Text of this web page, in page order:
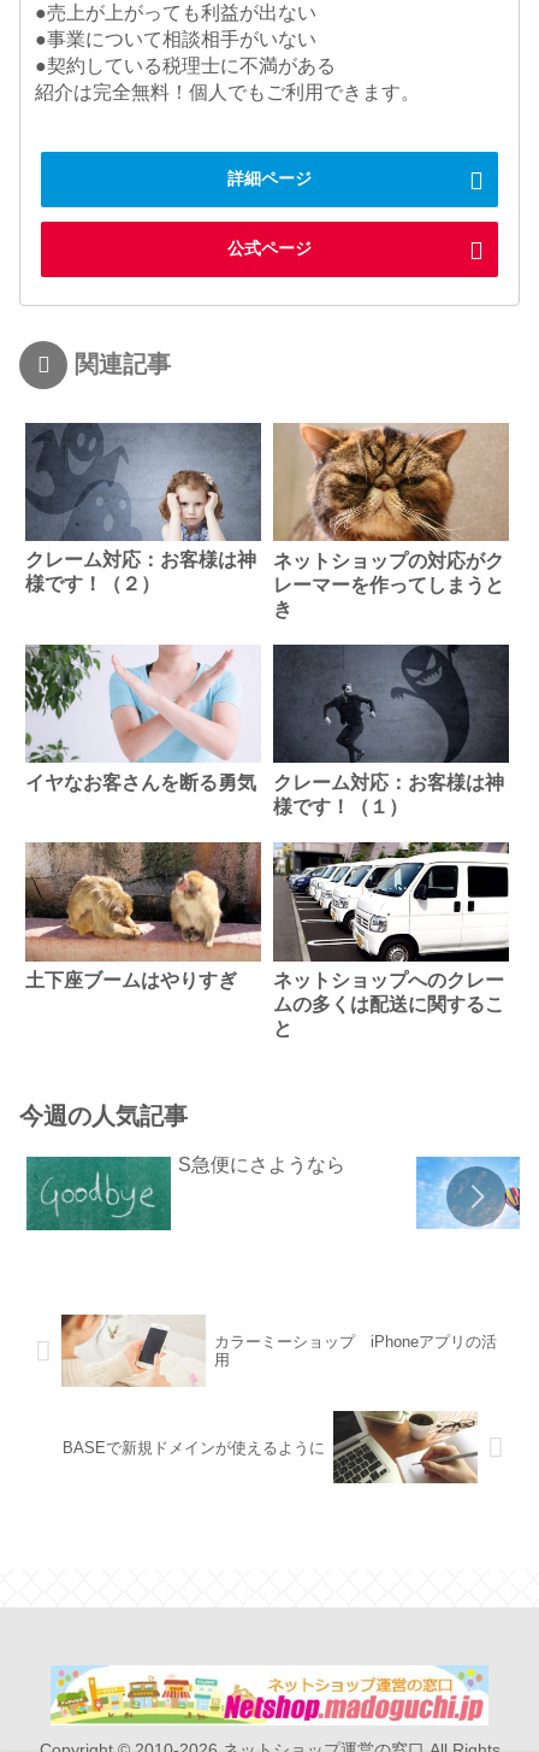
●売上が上がっても利益が出ない
●事業について相談相手がいない
●契約している税理士に不満がある
紹介は完全無料！個人でもご利用できます。
詳細ページ
公式ページ
関連記事
クレーム対応：お客様は神
様です！（２）
ネットショップの対応がク
レーマーを作ってしまうと
き
イヤなお客さんを断る勇気
クレーム対応：お客様は神
様です！（１）
土下座ブームはやりすぎ
ネットショップへのクレー
ムの多くは配送に関するこ
と
今週の人気記事
S急便にさようなら
カラーミーショップ iPhoneアプリの活
用
BASEで新規ドメインが使えるように